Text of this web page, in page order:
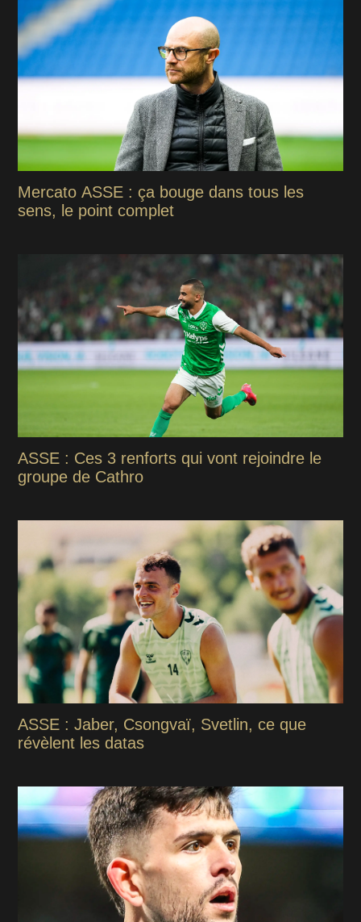
Mercato ASSE : ça bouge dans tous les
sens, le point complet
ASSE : Ces 3 renforts qui vont rejoindre le
groupe de Cathro
ASSE : Jaber, Csongvaï, Svetlin, ce que
révèlent les datas